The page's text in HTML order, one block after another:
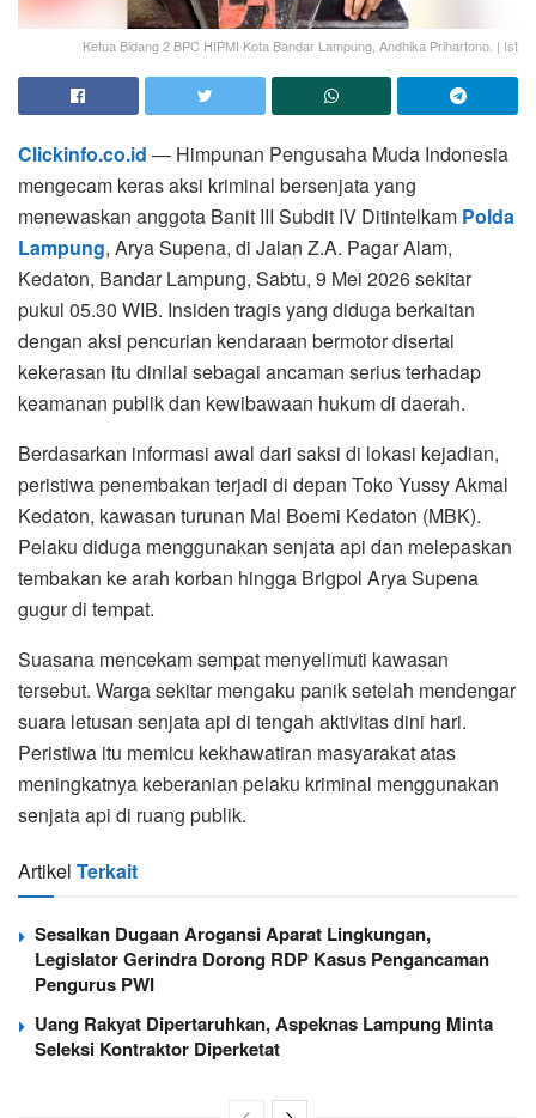
Ketua Bidang 2 BPC HIPMI Kota Bandar Lampung, Andhika Prihartono. | Ist
Clickinfo.co.id — Himpunan Pengusaha Muda Indonesia
mengecam keras aksi kriminal bersenjata yang
menewaskan anggota Banit III Subdit IV Ditintelkam Polda
Lampung, Arya Supena, di Jalan Z.A. Pagar Alam,
Kedaton, Bandar Lampung, Sabtu, 9 Mei 2026 sekitar
pukul 05.30 WIB. Insiden tragis yang diduga berkaitan
dengan aksi pencurian kendaraan bermotor disertai
kekerasan itu dinilai sebagai ancaman serius terhadap
keamanan publik dan kewibawaan hukum di daerah.
Berdasarkan informasi awal dari saksi di lokasi kejadian,
peristiwa penembakan terjadi di depan Toko Yussy Akmal
Kedaton, kawasan turunan Mal Boemi Kedaton (MBK).
Pelaku diduga menggunakan senjata api dan melepaskan
tembakan ke arah korban hingga Brigpol Arya Supena
gugur di tempat.
Suasana mencekam sempat menyelimuti kawasan
tersebut. Warga sekitar mengaku panik setelah mendengar
suara letusan senjata api di tengah aktivitas dini hari.
Peristiwa itu memicu kekhawatiran masyarakat atas
meningkatnya keberanian pelaku kriminal menggunakan
senjata api di ruang publik.
Artikel Terkait
Sesalkan Dugaan Arogansi Aparat Lingkungan,
Legislator Gerindra Dorong RDP Kasus Pengancaman
Pengurus PWI
Uang Rakyat Dipertaruhkan, Aspeknas Lampung Minta
Seleksi Kontraktor Diperketat